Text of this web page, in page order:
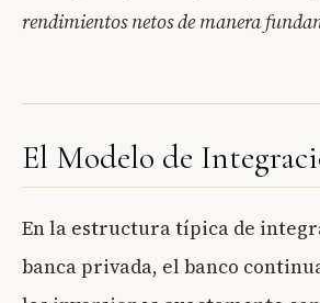
rendimientos netos de manera
El Modelo de
En la estructura típica de
banca privada, el banco